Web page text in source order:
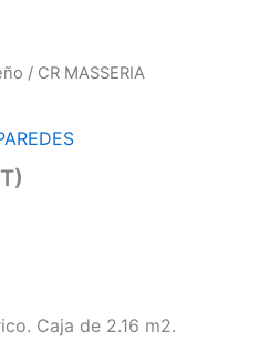
/ CR MASSERIA
Caja de 2.16 m2.